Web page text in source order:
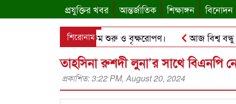
প্রযুক্তির খবর
আন্তর্জাতিক শিক্ষাঙ্গন বিনোদন
শিরোনাম
কার্যালয়ের কার্যক্রম শুরু ও বৃক্ষরোপণ। আজ বিশ্ব বন্ধু
ছবি হোয়াটসঅ্যাপে ব্যবহার করে প্রতারণার চেষ্টা।
তাহসিনা রুশদী লুনা’র সাথে বিএনপি
প্রকাশিত: 3:22 PM, August 20, 2024